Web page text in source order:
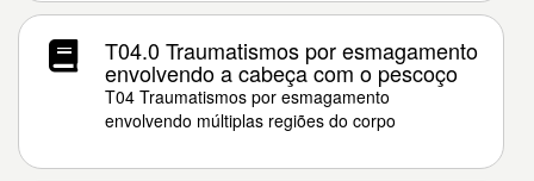
T04.0 Traumatismos por esmagamento
envolvendo a cabeça com o pescoço
T04 Traumatismos por esmagamento
envolvendo múltiplas regiões do corpo